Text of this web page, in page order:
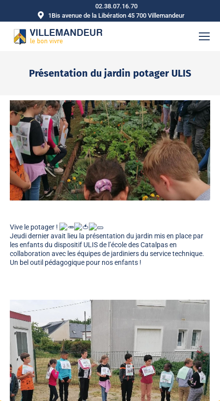
02.38.07.16.70
1Bis avenue de la Libération 45 700 Villemandeur
Présentation du jardin potager ULIS
Vive le potager !
Jeudi dernier avait lieu la présentation du jardin mis en place par
les enfants du dispositif ULIS de l’école des Catalpas en
collaboration avec les équipes de jardiniers du service technique.
Un bel outil pédagogique pour nos enfants !